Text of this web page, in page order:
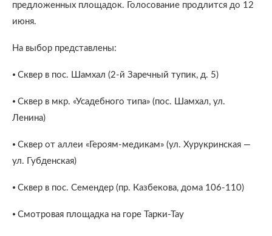
предложенных площадок. Голосование продлится до 12
июня.
На выбор представлены:
⦁ Сквер в пос. Шамхал (2-й Заречный тупик, д. 5)
⦁ Сквер в мкр. «Усадебного типа» (пос. Шамхал, ул.
Ленина)
⦁ Сквер от аллеи «Героям-медикам» (ул. Хурукринская —
ул. Губденская)
⦁ Сквер в пос. Семендер (пр. Казбекова, дома 106-110)
⦁ Смотровая площадка на горе Тарки-Тау